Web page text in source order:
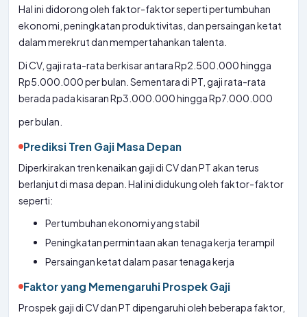
Hal ini didorong oleh faktor-faktor seperti pertumbuhan
ekonomi, peningkatan produktivitas, dan persaingan ketat
dalam merekrut dan mempertahankan talenta.
Di CV, gaji rata-rata berkisar antara Rp2.500.000 hingga
Rp5.000.000 per bulan. Sementara di PT, gaji rata-rata
berada pada kisaran Rp3.000.000 hingga Rp7.000.000
per bulan.
Prediksi Tren Gaji Masa Depan
Diperkirakan tren kenaikan gaji di CV dan PT akan terus
berlanjut di masa depan. Hal ini didukung oleh faktor-faktor
seperti:
Pertumbuhan ekonomi yang stabil
Peningkatan permintaan akan tenaga kerja terampil
Persaingan ketat dalam pasar tenaga kerja
Faktor yang Memengaruhi Prospek Gaji
Prospek gaji di CV dan PT dipengaruhi oleh beberapa faktor,